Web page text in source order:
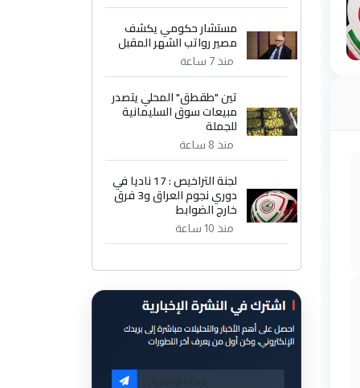
مستشار حكومي يكشف
مصير رواتب الشهر المقبل
منذ 7 ساعة
تين "طقطق" المحلي يتصدر
مبيعات سوق السليمانية
للجملة
منذ 8 ساعة
لجنة التراخيص : 17 ناديا في
دوري نجوم العراق و3 فرق
خارج الضوابط
منذ 10 ساعة